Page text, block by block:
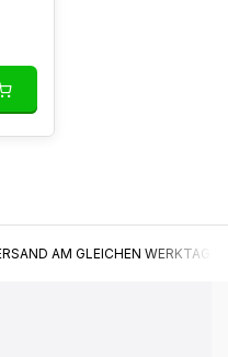
AM GLEICHEN WERKTAG*